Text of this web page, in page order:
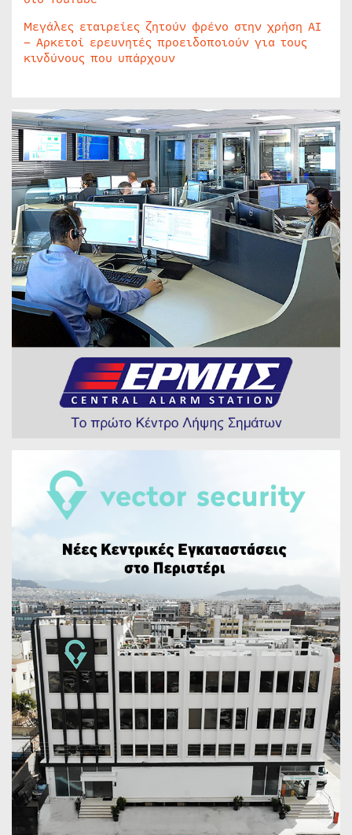
Μεγάλες εταιρείες ζητούν φρένο στην χρήση AI
– Αρκετοί ερευνητές προειδοποιούν για τους
κινδύνους που υπάρχουν